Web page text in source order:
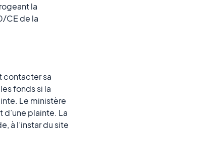
la
CE de la
contacter sa
fonds si la
Le ministère
d’une plainte. La
à l’instar du site